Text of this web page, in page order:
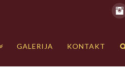
GALERIJA KONTAKT